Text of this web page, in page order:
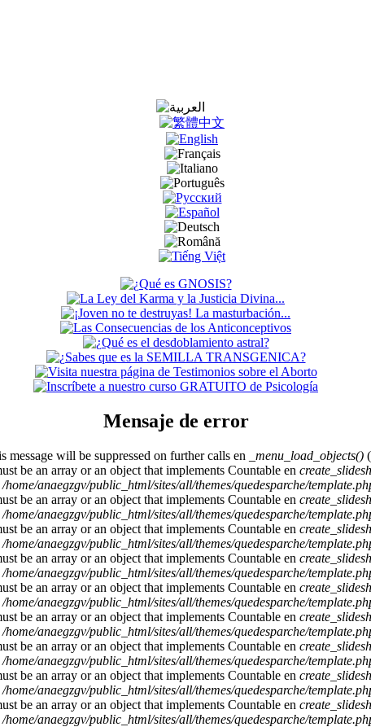
Mensaje de error
message will be suppressed on further calls en _menu_load_objects()
be an array or an object that implements Countable en
/home/anaegzgv/public_html/sites/all/themes/quedesparche/
be an array or an object that implements Countable en
/home/anaegzgv/public_html/sites/all/themes/quedesparche/
be an array or an object that implements Countable en
/home/anaegzgv/public_html/sites/all/themes/quedesparche/
be an array or an object that implements Countable en
/home/anaegzgv/public_html/sites/all/themes/quedesparche/
be an array or an object that implements Countable en
/home/anaegzgv/public_html/sites/all/themes/quedesparche/
be an array or an object that implements Countable en
/home/anaegzgv/public_html/sites/all/themes/quedesparche/
be an array or an object that implements Countable en
/home/anaegzgv/public_html/sites/all/themes/quedesparche/
be an array or an object that implements Countable en
/home/anaegzgv/public_html/sites/all/themes/quedesparche/
be an array or an object that implements Countable en
/home/anaegzgv/public_html/sites/all/themes/quedesparche/